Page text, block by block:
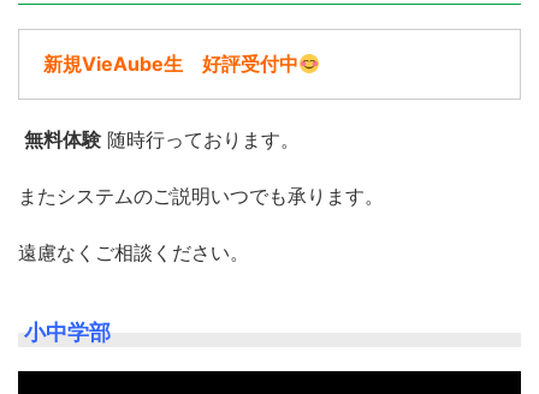
新規VieAube生 好評受付中
無料体験 随時行っております。
またシステムのご説明いつでも承ります。
遠慮なくご相談ください。
小中学部